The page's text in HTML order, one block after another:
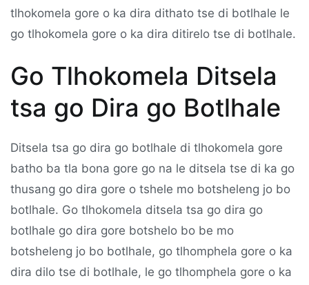
tlhokomela gore o ka dira dithato tse di botlhale le
go tlhokomela gore o ka dira ditirelo tse di botlhale.
Go Tlhokomela Ditsela
tsa go Dira go Botlhale
Ditsela tsa go dira go botlhale di tlhokomela gore
batho ba tla bona gore go na le ditsela tse di ka go
thusang go dira gore o tshele mo botsheleng jo bo
botlhale. Go tlhokomela ditsela tsa go dira go
botlhale go dira gore botshelo bo be mo
botsheleng jo bo botlhale, go tlhomphela gore o ka
dira dilo tse di botlhale, le go tlhomphela gore o ka